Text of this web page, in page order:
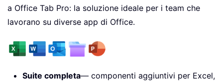
a Office Tab Pro: la soluzione ideale per i team che
lavorano su diverse app di Office.
Suite completa— componenti aggiuntivi per Excel,